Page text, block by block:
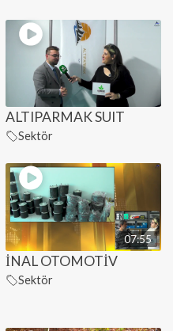
ALTIPARMAK SUIT
Sektör
07:55
İNAL OTOMOTİV
Sektör